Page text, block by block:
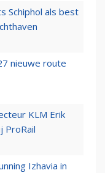
Schiphol als best
nieuwe route
KLM Erik
ProRail
Izhavia in